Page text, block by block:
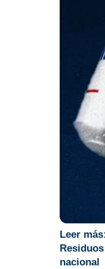
Leer más:
nacional